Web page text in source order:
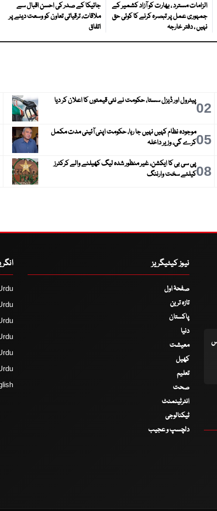
الزامات مسترد ، بھارت کو آزاد کشمیر کے
جمہوری عمل پر تبصرہ کرنے کا کوئی حق
نہیں ، دفتر خارجہ
جائیکا کے صدر کی احسن اقبال سے
ملاقات، ترقیاتی تعاون کو وسعت دینے پر
اتفاق
02پیٹرول اور ڈیزل سستا، حکومت نے نئی قیمتوں کا اعلان کر دیا
05موجودہ نظام کہیں نہیں جا رہا، حکومت اپنی آئینی مدت مکمل
کرے گی، وزیر داخلہ
08پی سی بی کا ایکشن، غیر منظور شدہ لیگ کھیلنے والے کرکٹرز
کیلئے سخت وارننگ
نیوز کیٹیگریز
صفحۂ اول
تازہ ترین
پاکستان
دنیا
معیشت
کھیل
تعلیم
صحت
انٹرٹینمنٹ
ٹیکنالوجی
دلچسپ و عجیب